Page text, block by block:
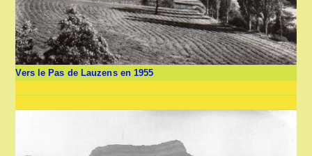
Vers le Pas de Lauzens en 1955